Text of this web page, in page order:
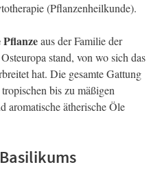
(Pflanzenheilkunde).
Pflanzeaus der Familie der
stand, von wo sich das
hat. Die gesamte Gattung
bis zu mäßigen
aromatische ätherische Öle